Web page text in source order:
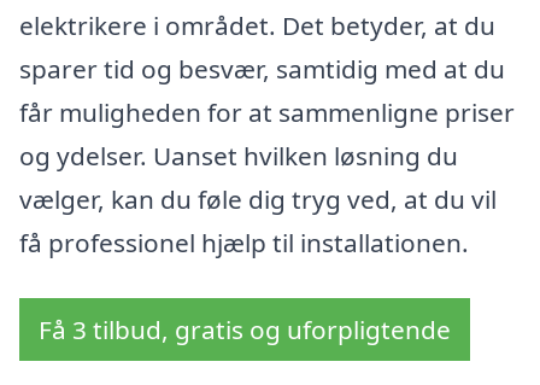
elektrikere i området. Det betyder, at du
sparer tid og besvær, samtidig med at du
får muligheden for at sammenligne priser
og ydelser. Uanset hvilken løsning du
vælger, kan du føle dig tryg ved, at du vil
få professionel hjælp til installationen.
Få 3 tilbud, gratis og uforpligtende